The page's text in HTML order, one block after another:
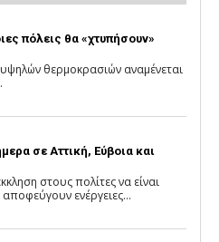
πόλεις θα «χτυπήσουν»
θερμοκρασιών αναμένεται
σε Αττική, Εύβοια και
στους πολίτες να είναι
αποφεύγουν ενέργειες...